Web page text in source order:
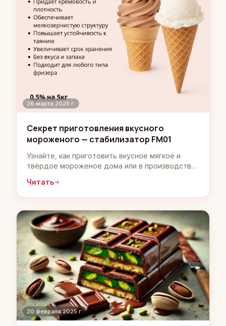
26 марта 2025 г.
Секрет приготовления вкусного
мороженого — стабилизатор FM01
Узнайте, как приготовить вкусное мягкое и
твёрдое мороженое дома или в производстве
FM01. Пошаговый рецепт и преимущества
продукта.
Читать
20 февраля 2025 г.